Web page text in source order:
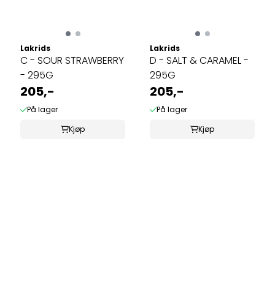
Lakrids
C - SOUR STRAWBERRY
- 295G
205,-
På lager
Kjøp
Lakrids
D - SALT & CARAMEL -
295G
205,-
På lager
Kjøp